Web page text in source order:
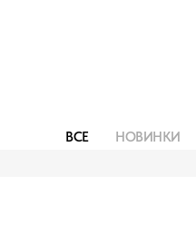
НОВИНКИ
ВСЕ